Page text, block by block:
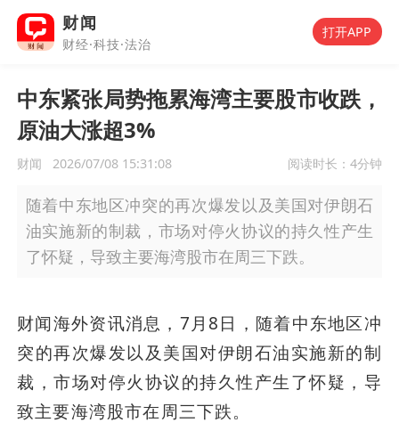
财闻
财经·科技·法治
打开APP
中东紧张局势拖累海湾主要股市收跌，
原油大涨超3%
财闻 2026/07/08 15:31:08 阅读时长： 4分钟
随着中东地区冲突的再次爆发以及美国对伊朗石
油实施新的制裁，市场对停火协议的持久性产生
了怀疑，导致主要海湾股市在周三下跌。
财闻海外资讯消息，7月8日，随着中东地区冲
突的再次爆发以及美国对伊朗石油实施新的制
裁，市场对停火协议的持久性产生了怀疑，导
致主要海湾股市在周三下跌。